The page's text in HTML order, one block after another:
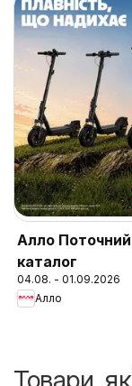
Алло Поточний
каталог
04.08. - 01.09.2026
Алло
Товари,